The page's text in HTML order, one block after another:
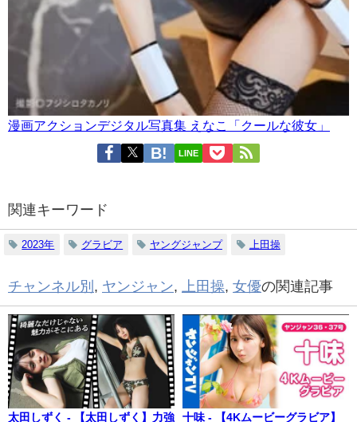
漫画アクションデジタル写真集 えなこ「クールな彼女」
LINE
関連キーワード
2023年 グラビア ヤングジャンプ 上田操
チャンネル別 , ヤンジャン, 上田操, 女優の関連記事
太田しずく - 【太田しずく】力強
十味 - 【4Kムービーグラビア】